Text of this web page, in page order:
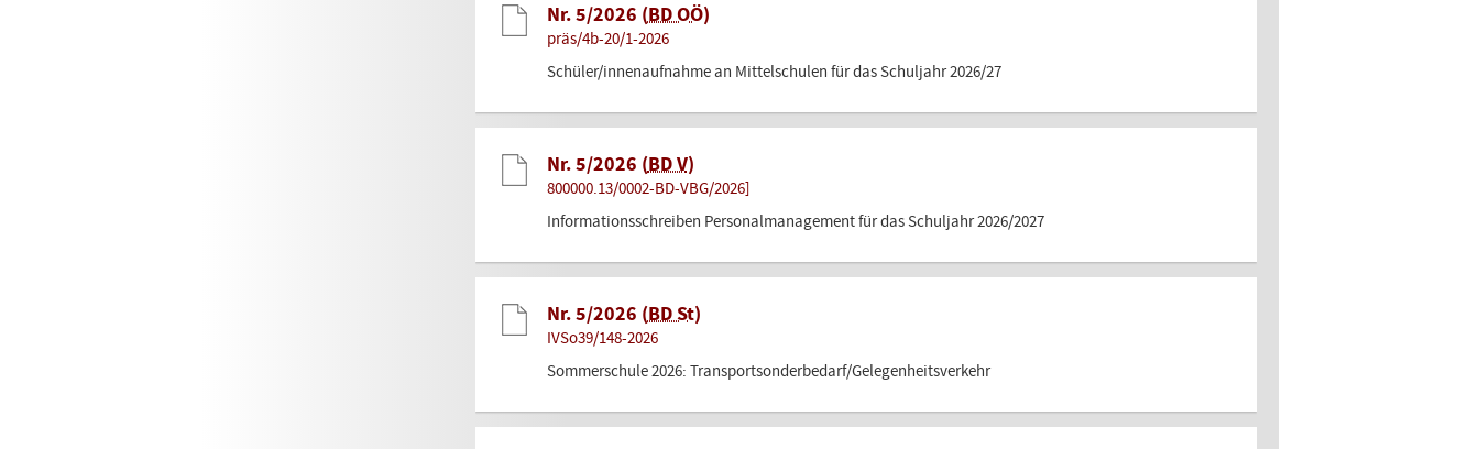
Nr. 5/2026 (BD OÖ)
präs/4b-20/1-2026
Schüler/innenaufnahme an Mittelschulen für das Schuljahr 2026/27
Nr. 5/2026 (BD V)
800000.13/0002-BD-VBG/2026]
Informationsschreiben Personalmanagement für das Schuljahr 2026/2027
Nr. 5/2026 (BD St)
IVSo39/148-2026
Sommerschule 2026: Transportsonderbedarf/Gelegenheitsverkehr